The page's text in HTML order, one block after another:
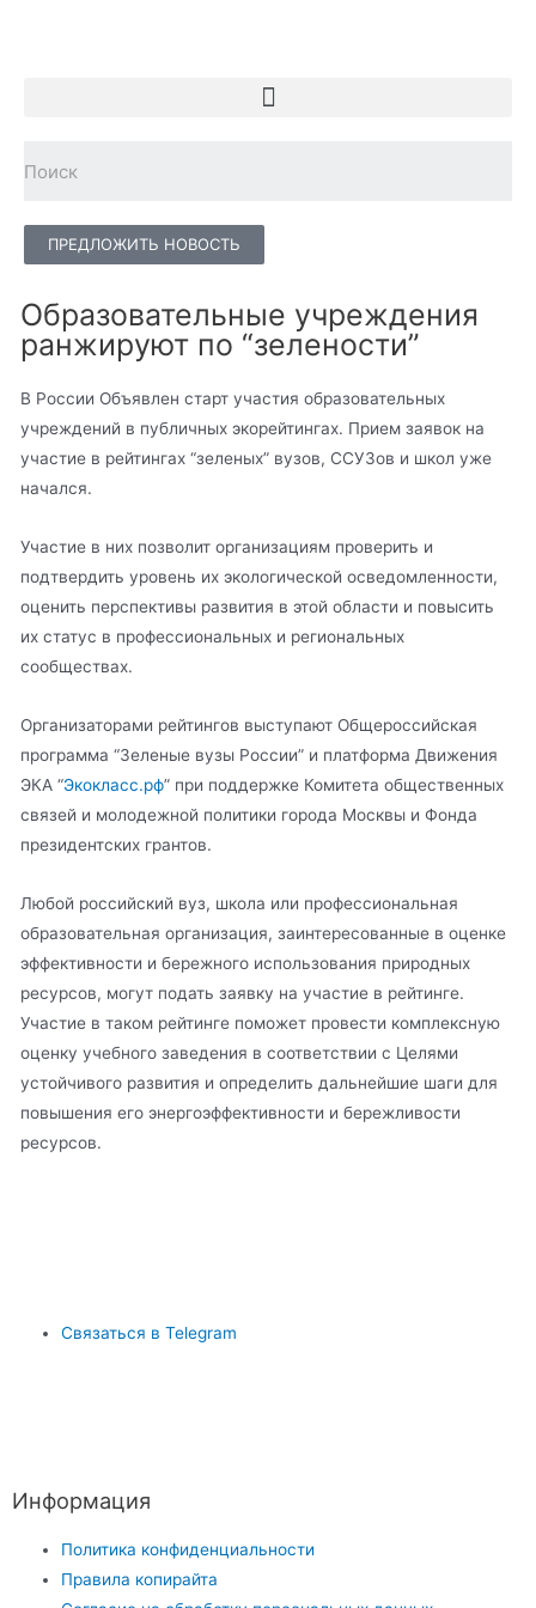
ПРЕДЛОЖИТЬ НОВОСТЬ
Образовательные учреждения
ранжируют по “зелености”
В России Объявлен старт участия образовательных
учреждений в публичных экорейтингах. Прием заявок на
участие в рейтингах “зеленых” вузов, ССУЗов и школ уже
начался.
Участие в них позволит организациям проверить и
подтвердить уровень их экологической осведомленности,
оценить перспективы развития в этой области и повысить
их статус в профессиональных и региональных
сообществах.
Организаторами рейтингов выступают Общероссийская
программа “Зеленые вузы России” и платформа Движения
ЭКА “Экокласс.рф” при поддержке Комитета общественных
связей и молодежной политики города Москвы и Фонда
президентских грантов.
Любой российский вуз, школа или профессиональная
образовательная организация, заинтересованные в оценке
эффективности и бережного использования природных
ресурсов, могут подать заявку на участие в рейтинге.
Участие в таком рейтинге поможет провести комплексную
оценку учебного заведения в соответствии с Целями
устойчивого развития и определить дальнейшие шаги для
повышения его энергоэффективности и бережливости
ресурсов.
Связаться в Telegram
Информация
Политика конфиденциальности
Правила копирайта